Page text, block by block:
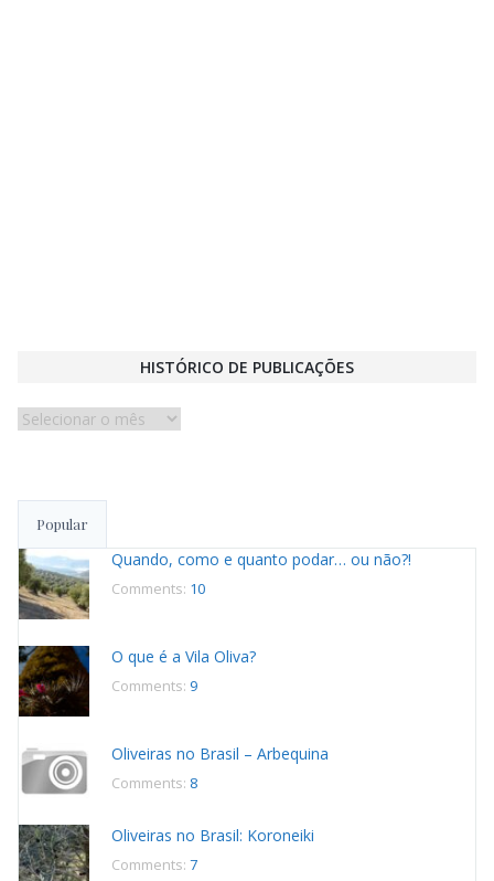
HISTÓRICO DE PUBLICAÇÕES
Histórico
Popular
Quando, como e quanto podar… ou não?!
Comments: 10
O que é a Vila Oliva?
Comments: 9
Oliveiras no Brasil – Arbequina
Comments: 8
Oliveiras no Brasil: Koroneiki
Comments: 7